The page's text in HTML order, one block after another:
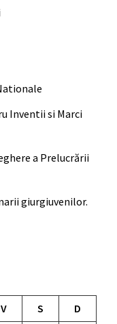
Inventii si Marci
a Prelucrării
giurgiuvenilor.
V S
D